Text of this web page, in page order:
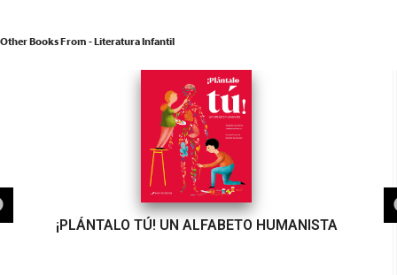
Other Books From - Literatura Infantil
¡PLÁNTALO TÚ! UN ALFABETO HUMANISTA